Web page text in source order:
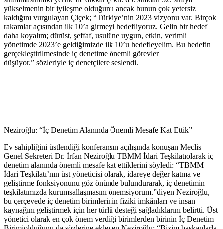
yükselmenin bir iyileşme olduğunu ancak bunun çok yetersiz
kaldığını vurgulayan Çiçek; “Türkiye’nin 2023 vizyonu var. Birçok
rakamlar açısından ilk 10’a girmeyi hedefliyoruz. Gelin bir hedef
daha koyalım; dürüst, şeffaf, usulüne uygun, etkin, verimli
yönetimde 2023’e geldiğimizde ilk 10’u hedefleyelim. Bu hedefin
gerçekleştirilmesinde iç denetime önemli görevler
düşüyor.” sözleriyle iç denetçilere seslendi.
Neziroğlu: “İç Denetim Alanında Önemli Mesafe Kat Ettik”
Ev sahipliğini üstlendiği konferansın açılışında konuşan Meclis
Genel Sekreteri Dr. İrfan Neziroğlu TBMM İdari Teşkilatıolarak iç
denetim alanında önemli mesafe kat ettiklerini söyledi: “TBMM
İdari Teşkilatı’nın üst yöneticisi olarak, idareye değer katma ve
geliştirme fonksiyonunu göz önünde bulundurarak, iç denetimin
teşkilatımızda kurumsallaşmasını önemsiyorum.”diyen Neziroğlu,
bu çerçevede iç denetim birimlerinin fiziki imkânları ve insan
kaynağını geliştirmek için her türlü desteği sağladıklarını belirtti. Üst
yönetici olarak en çok önem verdiği birimlerden birinin İç Denetim